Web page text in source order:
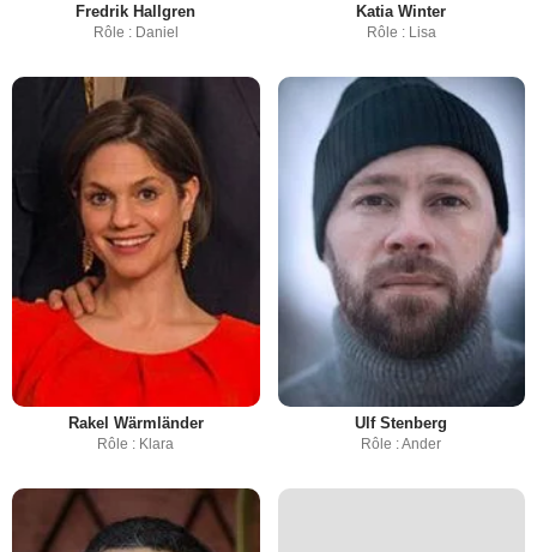
Fredrik Hallgren
Rôle : Daniel
Katia Winter
Rôle : Lisa
Rakel Wärmländer
Rôle : Klara
Ulf Stenberg
Rôle : Ander